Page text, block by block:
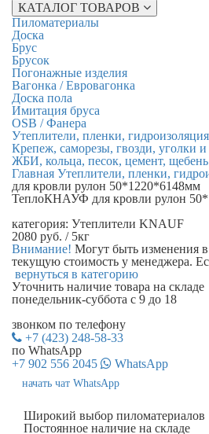
КАТАЛОГ ТОВАРОВ
Пиломатериалы
Доска
Брус
Брусок
Погонажные изделия
Вагонка / Евровагонка
Доска пола
Имитация бруса
OSB / Фанера
Утеплители, пленки, гидроизоляция
Крепеж, саморезы, гвозди, уголки
ЖБИ, кольца, песок, цемент, щебень
Главная Утеплители, пленки,
для кровли рулон 50*1220*6148мм
ТеплоКНАУФ для кровли рулон
категория: Утеплители KNAUF
2080 руб. / 5кг
Внимание! Могут быть изменения
текущую стоимость у менеджера.
вернуться в категорию
Уточнить наличие товара на складе
понедельник-суббота с 9 до 18
звонком по телефону
+7 (423) 248-58-33
по WhatsApp
+7 902 556 2045
WhatsApp
начать чат WhatsApp
Широкий выбор пиломатериалов
Постоянное наличие на складе